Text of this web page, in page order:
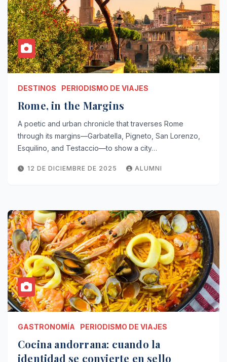
DESTINOS PERIODISMO DE VIAJES
Rome, in the Margins
A poetic and urban chronicle that traverses Rome
through its margins—Garbatella, Pigneto, San Lorenzo,
Esquilino, and Testaccio—to show a city…
12 DE DICIEMBRE DE 2025 ALUMNI
GASTRONOMÍA PERIODISMO DE VIAJES
Cocina andorrana: cuando la
identidad se convierte en sello